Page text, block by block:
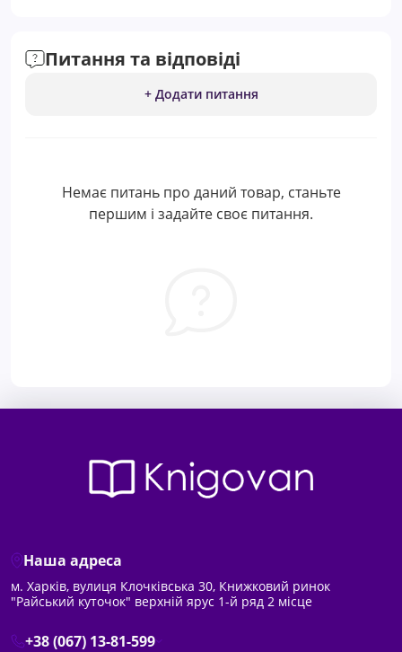
Питання та відповіді
+ Додати питання
Немає питань про даний товар, станьте
першим і задайте своє питання.
Наша адреса
м. Харків, вулиця Клочківська 30, Книжковий ринок
"Райський куточок" верхній ярус 1-й ряд 2 місце
+38 (067) 13-81-599